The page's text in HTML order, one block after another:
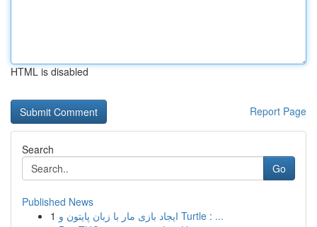
HTML is disabled
Report Page
Search
Go
Published News
1
ایجاد بازی مار با زبان پایتون و Turtle : ...